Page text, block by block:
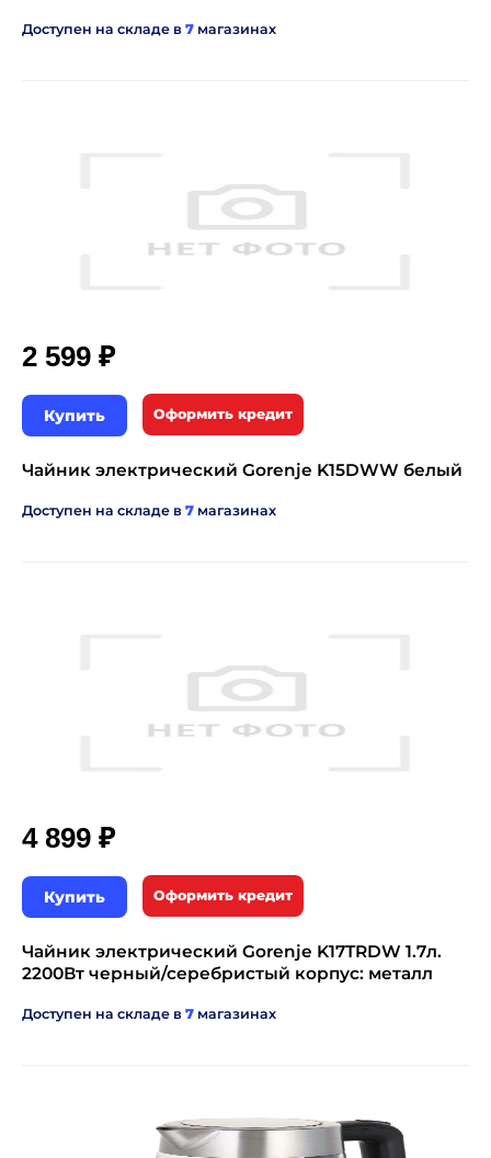
Доступен на складе в 7 магазинах
2 599 ₽
Купить Оформить кредит
Чайник электрический Gorenje K15DWW белый
Доступен на складе в 7 магазинах
4 899 ₽
Купить Оформить кредит
Чайник электрический Gorenje K17TRDW 1.7л.
2200Вт черный/серебристый корпус: металл
Доступен на складе в 7 магазинах